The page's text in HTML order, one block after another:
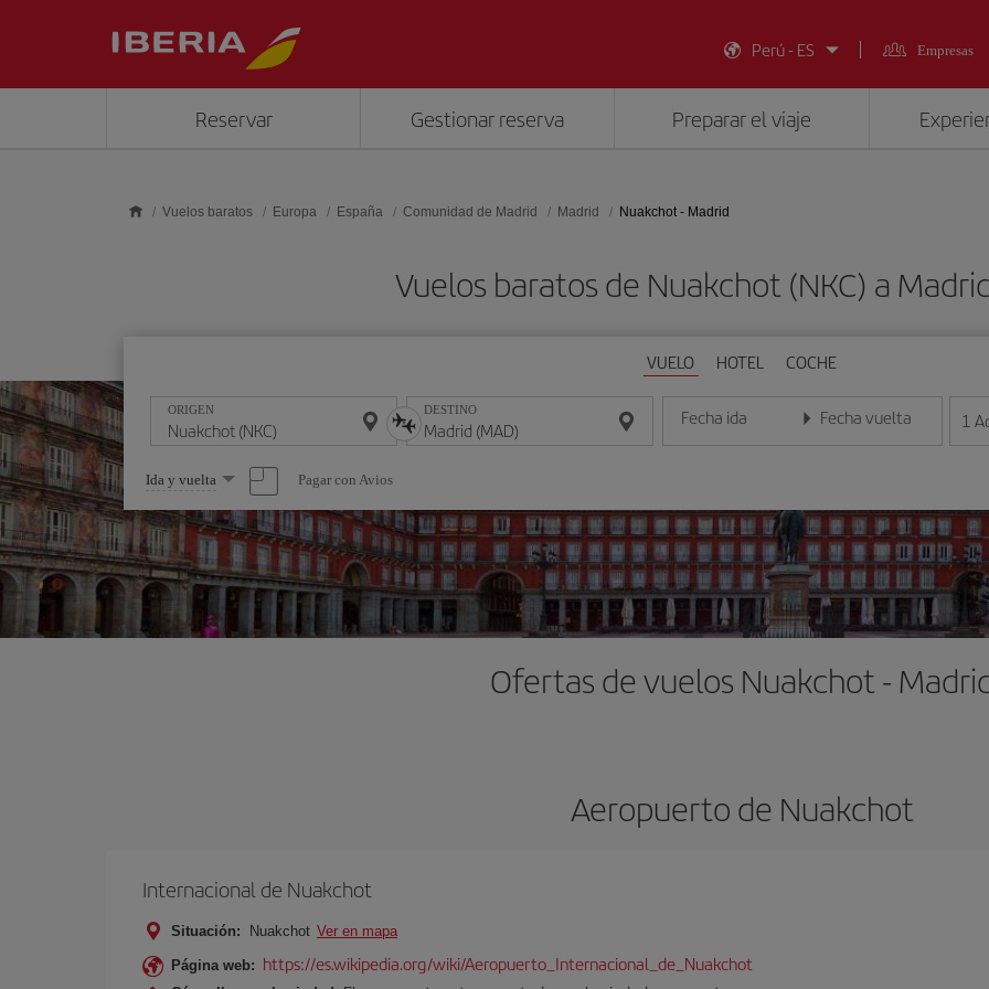
Perú - ES
Empresas
Reservar Gestionar reserva Preparar el viaje
Vuelos baratos Europa España Comunidad de Madrid Madrid Nuakchot - Madrid
Vuelos baratos de Nuakchot (NKC) a
VUELO HOTEL COCHE
ORIGEN DESTINO Fecha ida
Introduce la fecha en formato día/mes/año
Fecha vuelta
Introduce la fecha en 1
Seleccione
una
opción
Ida y vuelta Pagar con Avios
Ofertas de vuelos Nuakchot -
Aeropuerto de Nuakchot
Internacional de Nuakchot
Situación: Nuakchot Ver en mapa
Página web: https://es.wikipedia.org/wiki/Aeropuerto_Internacional_de_Nuakchot